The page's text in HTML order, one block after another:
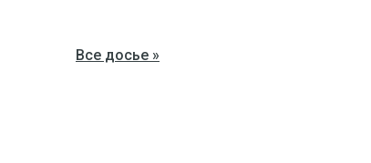
Все досье »